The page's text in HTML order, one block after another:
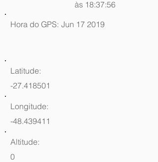
às 18:37:56
Hora do GPS: Jun 17 2019
Latitude:
-27.418501
Longitude:
-48.439411
Altitude:
0